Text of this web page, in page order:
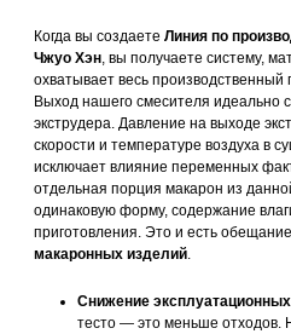
Когда вы создаете Линия по
Чжуо Хэн, вы получаете систему,
охватывает весь производственный
Выход нашего смесителя идеально
экструдера. Давление на выходе
скорости и температуре воздуха в
исключает влияние переменных
отдельная порция макарон из
одинаковую форму, содержание
приготовления. Это и есть
макаронных изделий.
Снижение
тесто — это меньше отходов.